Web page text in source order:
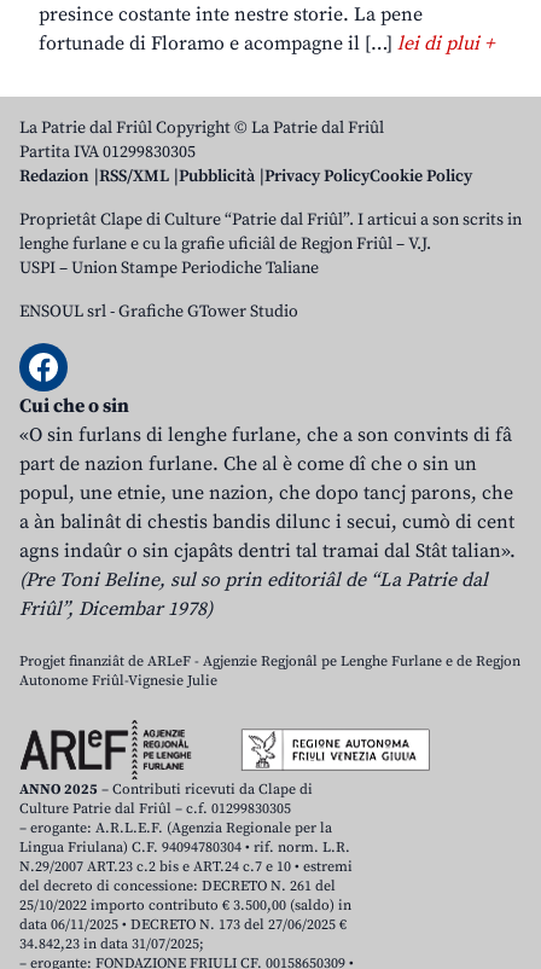
presince costante inte nestre storie. La pene
fortunade di Floramo e acompagne il […] lei di plui +
La Patrie dal Friûl Copyright © La Patrie dal Friûl
Partita IVA 01299830305
Redazion RSS/XML Pubblicità Privacy PolicyCookie Policy
Proprietât Clape di Culture “Patrie dal Friûl”. I articui a son scrits in
lenghe furlane e cu la grafie uficiâl de Regjon Friûl – V.J.
USPI – Union Stampe Periodiche Taliane
ENSOUL srl-Grafiche GTower Studio
Cui che o sin
«O sin furlans di lenghe furlane, che a son convints di fâ
part de nazion furlane. Che al è come dî che o sin un
popul, une etnie, une nazion, che dopo tancj parons, che
a àn balinât di chestis bandis dilunc i secui, cumò di cent
agns indaûr o sin cjapâts dentri tal tramai dal Stât talian».
(Pre Toni Beline, sul so prin editoriâl de “La Patrie dal
Friûl”, Dicembar 1978)
Progjet finanziât de ARLeF - Agjenzie Regjonâl pe Lenghe Furlane e de Regjon
Autonome Friûl-Vignesie Julie
ANNO 2025 – Contributi ricevuti da Clape di
Culture Patrie dal Friûl – c.f. 01299830305
– erogante: A.R.L.E.F. (Agenzia Regionale per la
Lingua Friulana) C.F. 94094780304 • rif. norm. L.R.
N.29/2007 ART.23 c.2 bis e ART.24 c.7 e 10 • estremi
del decreto di concessione: DECRETO N. 261 del
25/10/2022 importo contributo € 3.500,00 (saldo) in
data 06/11/2025 • DECRETO N. 173 del 27/06/2025 €
34.842,23 in data 31/07/2025;
– erogante: FONDAZIONE FRIULI CF. 00158650309 •